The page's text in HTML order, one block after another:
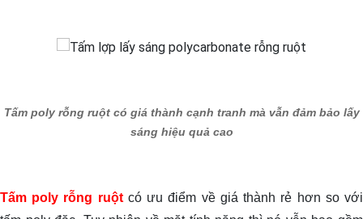
Tấm poly rỗng ruột có giá thành cạnh tranh mà vẫn đảm bảo lấy
sáng hiệu quả cao
Tấm poly rỗng ruột có ưu điểm về giá thành rẻ hơn so với